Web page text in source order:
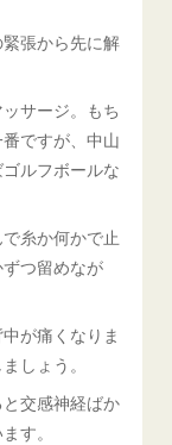
張から先に解
サージ。もち
ですが、中山
ルフボールな
糸か何かで止
つ留めなが
が痛くなりま
しょう。
交感神経ばか
す。